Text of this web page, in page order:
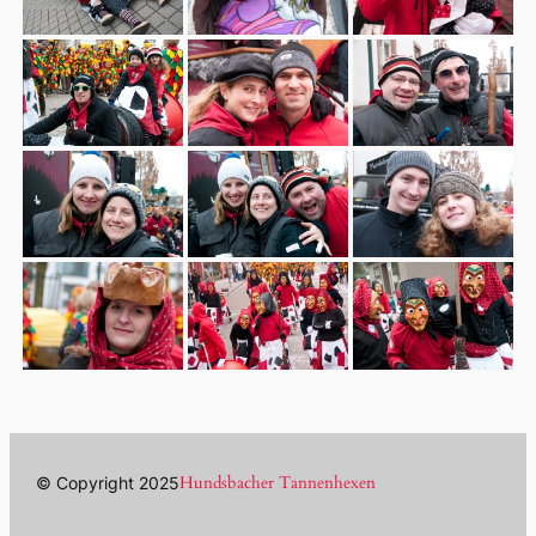
© Copyright 2025Hundsbacher Tannenhexen